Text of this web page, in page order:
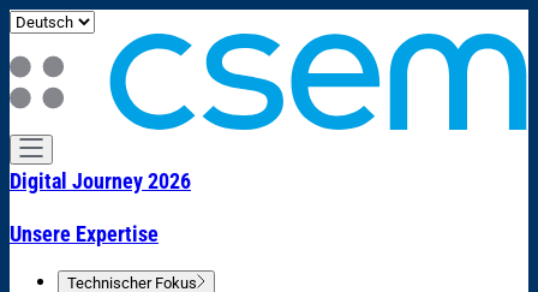
Digital Journey 2026
Unsere Expertise
Technischer Fokus